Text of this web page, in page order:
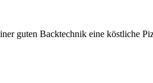
guten Backtechnik eine köstliche